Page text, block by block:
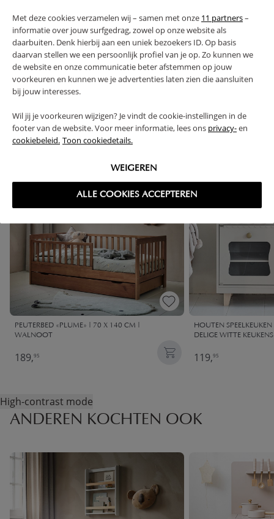
Met deze cookies verzamelen wij – samen met onze 11 partners–
informatie over jouw surfgedrag, zowel op onze website als
daarbuiten. Denk hierbij aan een uniek bezoekers ID. Op basis
daarvan stellen we een persoonlijk profiel van je op. Zo kunnen we
de website en onze communicatie beter afstemmen op jouw
voorkeuren en kunnen we je advertenties laten zien die aansluiten
bij jouw interesses.
Wil jij je voorkeuren wijzigen? Je vindt de cookie-instellingen in de
footer van de website. Voor meer informatie, lees ons privacy-en
cookiebeleid. Toon cookiedetails.
WEIGEREN
ALLE COOKIES ACCEPTEREN
RETOUREN
High-contrast mode
VAAK SAMEN GEKOCHT
PEUTERBED «PLUME» | 70 X 140 CM |
WALNOOT
189,95
HOUTEN
DELIGE WITTE
119,95
High-contrast mode
ANDEREN KOCHTEN OOK